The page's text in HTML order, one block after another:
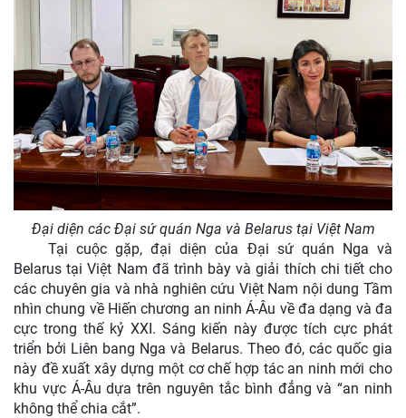
Đại diện các Đại sứ quán Nga và Belarus tại Việt Nam
Tại cuộc gặp, đại diện của Đại sứ quán Nga và
Belarus tại Việt Nam đã trình bày và giải thích chi tiết cho
các chuyên gia và nhà nghiên cứu Việt Nam nội dung Tầm
nhìn chung về Hiến chương an ninh Á-Âu về đa dạng và đa
cực trong thế kỷ XXI. Sáng kiến này được tích cực phát
triển bởi Liên bang Nga và Belarus. Theo đó, các quốc gia
này đề xuất xây dựng một cơ chế hợp tác an ninh mới cho
khu vực Á-Âu dựa trên nguyên tắc bình đẳng và “an ninh
không thể chia cắt”.